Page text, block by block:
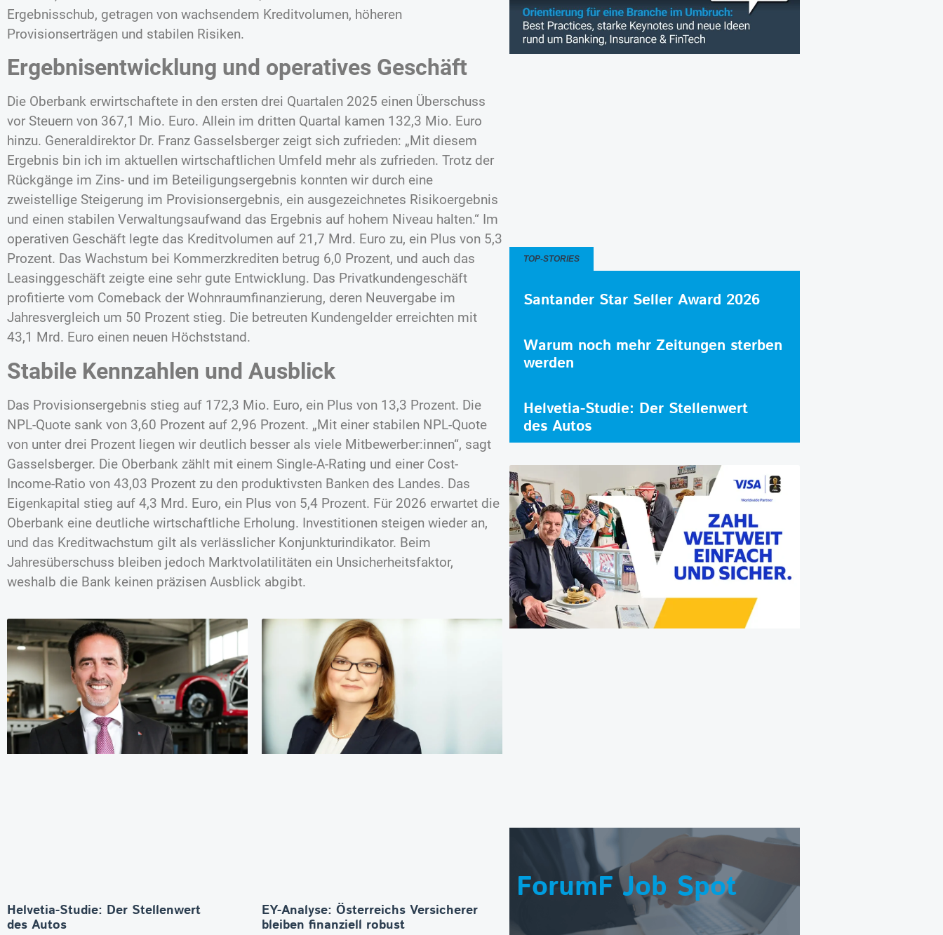
Ergebnisschub, getragen von wachsendem Kreditvolumen, höheren
Provisionserträgen und stabilen Risiken.
Ergebnisentwicklung und operatives Geschäft
Die Oberbank erwirtschaftete in den ersten drei Quartalen 2025 einen Überschuss
vor Steuern von 367,1 Mio. Euro. Allein im dritten Quartal kamen 132,3 Mio. Euro
hinzu. Generaldirektor Dr. Franz Gasselsberger zeigt sich zufrieden: „Mit diesem
Ergebnis bin ich im aktuellen wirtschaftlichen Umfeld mehr als zufrieden. Trotz der
Rückgänge im Zins- und im Beteiligungsergebnis konnten wir durch eine
zweistellige Steigerung im Provisionsergebnis, ein ausgezeichnetes Risikoergebnis
und einen stabilen Verwaltungsaufwand das Ergebnis auf hohem Niveau halten.“ Im
operativen Geschäft legte das Kreditvolumen auf 21,7 Mrd. Euro zu, ein Plus von 5,3
Prozent. Das Wachstum bei Kommerzkrediten betrug 6,0 Prozent, und auch das
Leasinggeschäft zeigte eine sehr gute Entwicklung. Das Privatkundengeschäft
profitierte vom Comeback der Wohnraumfinanzierung, deren Neuvergabe im
Jahresvergleich um 50 Prozent stieg. Die betreuten Kundengelder erreichten mit
43,1 Mrd. Euro einen neuen Höchststand.
Stabile Kennzahlen und Ausblick
Das Provisionsergebnis stieg auf 172,3 Mio. Euro, ein Plus von 13,3 Prozent. Die
NPL-Quote sank von 3,60 Prozent auf 2,96 Prozent. „Mit einer stabilen NPL-Quote
von unter drei Prozent liegen wir deutlich besser als viele Mitbewerber:innen“, sagt
Gasselsberger. Die Oberbank zählt mit einem Single-A-Rating und einer Cost-
Income-Ratio von 43,03 Prozent zu den produktivsten Banken des Landes. Das
Eigenkapital stieg auf 4,3 Mrd. Euro, ein Plus von 5,4 Prozent. Für 2026 erwartet die
Oberbank eine deutliche wirtschaftliche Erholung. Investitionen steigen wieder an,
und das Kreditwachstum gilt als verlässlicher Konjunkturindikator. Beim
Jahresüberschuss bleiben jedoch Marktvolatilitäten ein Unsicherheitsfaktor,
weshalb die Bank keinen präzisen Ausblick abgibt.
Helvetia-Studie: Der Stellenwert
des Autos
EY-Analyse: Österreichs Versicherer
bleiben finanziell robust
TOP-STORIES
Santander Star Seller Award 2026
Warum noch mehr Zeitungen sterben
werden
Helvetia-Studie: Der Stellenwert
des Autos
ForumF Job Spot